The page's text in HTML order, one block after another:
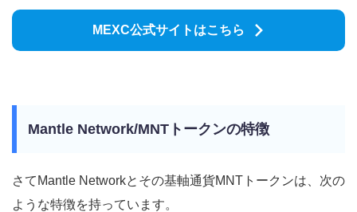
MEXC公式サイトはこちら
Mantle Network/MNTトークンの特徴
さてMantle Networkとその基軸通貨MNTトークンは、次の
ような特徴を持っています。